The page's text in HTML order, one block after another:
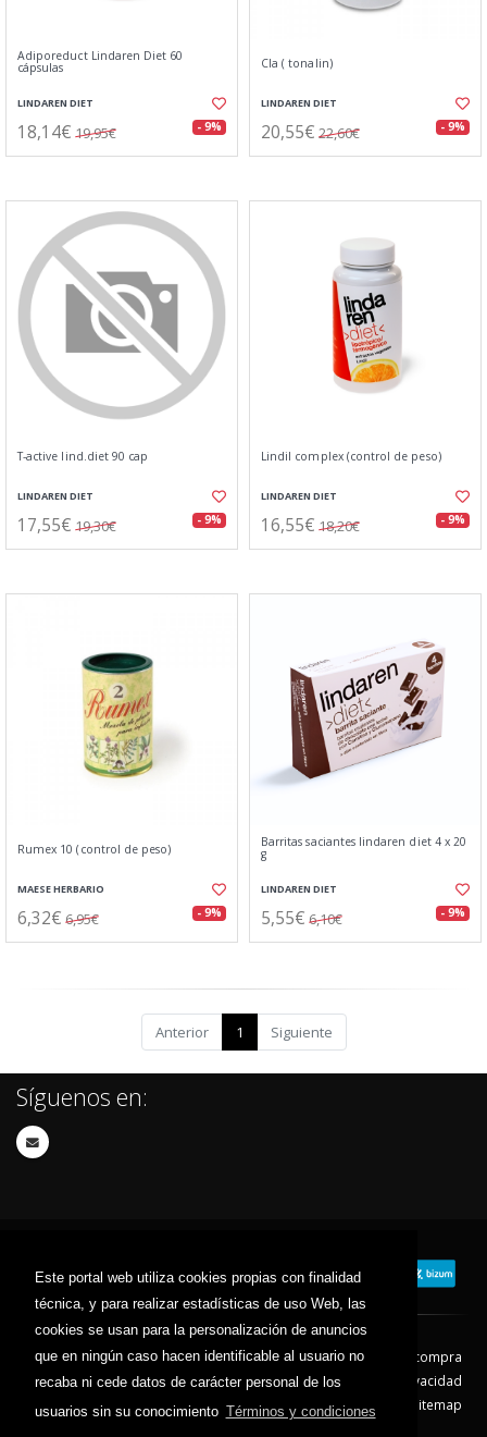
Este portal web utiliza cookies propias con finalidad
técnica, y para realizar estadísticas de uso Web, las
cookies se usan para la personalización de anuncios
que en ningún caso hacen identificable al usuario no
recaba ni cede datos de carácter personal de los
usuarios sin su conocimiento Términos y condiciones
Adiporeduct Lindaren Diet 60
cápsulas
LINDAREN DIET
18,14€ 19,95€ - 9%
Cla ( tonalin)
LINDAREN DIET
20,55€ 22,60€ - 9%
T-active lind.diet 90 cap
LINDAREN DIET
17,55€ 19,30€ - 9%
Lindil complex (control de peso)
LINDAREN DIET
16,55€ 18,20€ - 9%
Rumex 10 (control de peso)
MAESE HERBARIO
6,32€ 6,95€ - 9%
Barritas saciantes lindaren diet 4 x 20
g
LINDAREN DIET
5,55€ 6,10€ - 9%
Anterior 1 Siguiente
Síguenos en:
Contacto Aviso Legal
Condiciones de compra
Política de envíos
Política de devolución
Política de Privacidad
Política de Cookies
Sitemap